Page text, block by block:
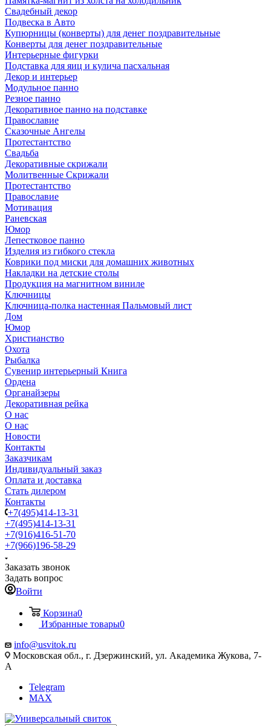
Свадебный декор
Подвеска в Авто
Купюрницы (конверты) для денег поздравительные
Конверты для денег поздравительные
Интерьерные фигурки
Подставка для яиц и кулича пасхальная
Декор и интерьер
Модульное панно
Резное панно
Декоративное панно на подставке
Православие
Сказочные Ангелы
Протестантство
Свадьба
Декоративные скрижали
Молитвенные Скрижали
Протестантство
Православие
Мотивация
Раневская
Юмор
Лепестковое панно
Изделия из гибкого стекла
Коврики под миски для домашних животных
Накладки на детские столы
Продукция на магнитном виниле
Ключницы
Ключница-полка настенная Пальмовый лист
Дом
Юмор
Христианство
Охота
Рыбалка
Сувенир интерьерный Книга
Ордена
Органайзеры
Декоративная рейка
О нас
О нас
Новости
Контакты
Заказчикам
Индивидуальный заказ
Оплата и доставка
Стать дилером
Контакты
+7(495)414-13-31
+7(495)414-13-31
+7(916)416-51-70
+7(966)196-58-29
Заказать звонок
Задать вопрос
Войти
Корзина0
Избранные товары0
info@usvitok.ru
Московская обл., г. Дзержинский, ул. Академика Жукова, 7-
А
Telegram
MAX